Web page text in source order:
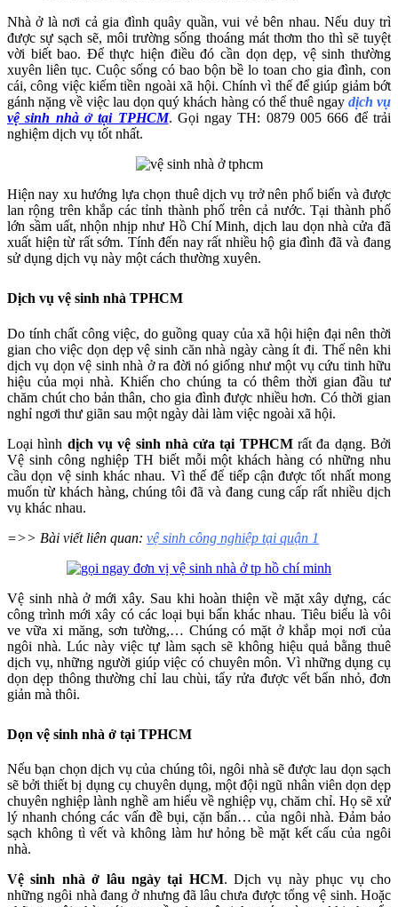
Nhà ở là nơi cả gia đình quây quần, vui vẻ bên nhau. Nếu duy trì
được sự sạch sẽ, môi trường sống thoáng mát thơm tho thì sẽ tuyệt
vời biết bao. Để thực hiện điều đó cần dọn dẹp, vệ sinh thường
xuyên liên tục. Cuộc sống có bao bộn bề lo toan cho gia đình, con
cái, công việc kiếm tiền ngoài xã hội. Chính vì thế để giúp giảm bớt
gánh nặng về việc lau dọn quý khách hàng có thể thuê ngay dịch vụ
vệ sinh nhà ở tại TPHCM. Gọi ngay TH: 0879 005 666 để trải
nghiệm dịch vụ tốt nhất.
Hiện nay xu hướng lựa chọn thuê dịch vụ trở nên phổ biến và được
lan rộng trên khắp các tỉnh thành phố trên cả nước. Tại thành phố
lớn sầm uất, nhộn nhịp như Hồ Chí Minh, dịch lau dọn nhà cửa đã
xuất hiện từ rất sớm. Tính đến nay rất nhiều hộ gia đình đã và đang
sử dụng dịch vụ này một cách thường xuyên.
Dịch vụ vệ sinh nhà TPHCM
Do tính chất công việc, do guồng quay của xã hội hiện đại nên thời
gian cho việc dọn dẹp vệ sinh căn nhà ngày càng ít đi. Thế nên khi
dịch vụ dọn vệ sinh nhà ở ra đời nó giống như một vụ cứu tinh hữu
hiệu của mọi nhà. Khiến cho chúng ta có thêm thời gian đầu tư
chăm chút cho bản thân, cho gia đình được nhiều hơn. Có thời gian
nghỉ ngơi thư giãn sau một ngày dài làm việc ngoài xã hội.
Loại hình dịch vụ vệ sinh nhà cửa tại TPHCMrất đa dạng. Bởi
Vệ sinh công nghiệp TH biết mỗi một khách hàng có những nhu
cầu dọn vệ sinh khác nhau. Vì thế để tiếp cận được tốt nhất mong
muốn từ khách hàng, chúng tôi đã và đang cung cấp rất nhiều dịch
vụ khác nhau.
=>> Bài viết liên quan: vệ sinh công nghiệp tại quận 1
Vệ sinh nhà ở mới xây. Sau khi hoàn thiện về mặt xây dựng, các
công trình mới xây có các loại bụi bẩn khác nhau. Tiêu biểu là vôi
ve vữa xi măng, sơn tường,… Chúng có mặt ở khắp mọi nơi của
ngôi nhà. Lúc này việc tự làm sạch sẽ không hiệu quả bằng thuê
dịch vụ, những người giúp việc có chuyên môn. Vì những dụng cụ
dọn dẹp thông thường chỉ lau chùi, tẩy rửa được vết bẩn nhỏ, đơn
giản mà thôi.
Dọn vệ sinh nhà ở tại TPHCM
Nếu bạn chọn dịch vụ của chúng tôi, ngôi nhà sẽ được lau dọn sạch
sẽ bởi thiết bị dụng cụ chuyên dụng, một đội ngũ nhân viên dọn dẹp
chuyên nghiệp lành nghề am hiểu về nghiệp vụ, chăm chỉ. Họ sẽ xử
lý nhanh chóng các vấn đề bụi, cặn bẩn… của ngôi nhà. Đảm bảo
sạch không tì vết và không làm hư hỏng bề mặt kết cấu của ngôi
nhà.
Vệ sinh nhà ở lâu ngày tại HCM. Dịch vụ này phục vụ cho
những ngôi nhà đang ở nhưng đã lâu chưa được tổng vệ sinh. Hoặc